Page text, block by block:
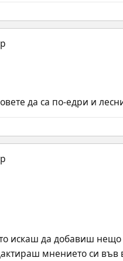
да са по-едри и
искаш да добавиш
мнението си във